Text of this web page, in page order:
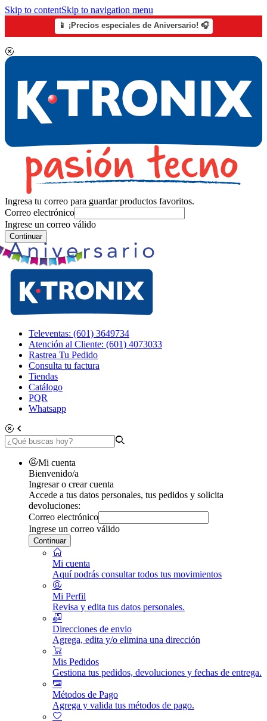
Skip to contentSkip to navigation menu
📱 ¡Precios especiales de Aniversario! 🎧
Ingresa tu correo para guardar productos favoritos.
Correo electrónico
Ingrese un correo válido
Continuar
Televentas: (601) 3649734
Atención al Cliente: (601) 4073033
Rastrea Tu Pedido
Consulta tu factura
Tiendas
Catálogo
PQR
Whatsapp
Mi cuenta
Bienvenido/a
Ingresar o crear cuenta
Accede a tus datos personales, tus pedidos y solicita
devoluciones:
Correo electrónico
Ingrese un correo válido
Continuar
Mi cuenta
Aquí podrás consultar todos tus movimientos
Mi Perfil
Revisa y edita tus datos personales.
Direcciones de envio
Agrega, edita y/o elimina una dirección
Mis Pedidos
Gestiona tus pedidos, devoluciones y fechas de entrega.
Métodos de Pago
Agrega y valida tus métodos de pago.